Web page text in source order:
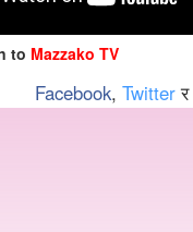
to Mazzako TV
Facebook, Twitterर